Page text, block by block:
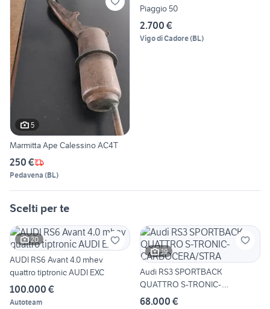
5
Marmitta Ape Calessino AC4T
250 €
Pedavena (BL)
Piaggio 50
2.700 €
Vigo di Cadore(BL)
Scelti per te
20
AUDI RS6 Avant 4.0 mhev
quattro tiptronic AUDI EXC
100.000 €
Autoteam
19
Audi RS3 SPORTBACK
QUATTRO S-TRONIC-
CARBOCERA/STRA
68.000 €